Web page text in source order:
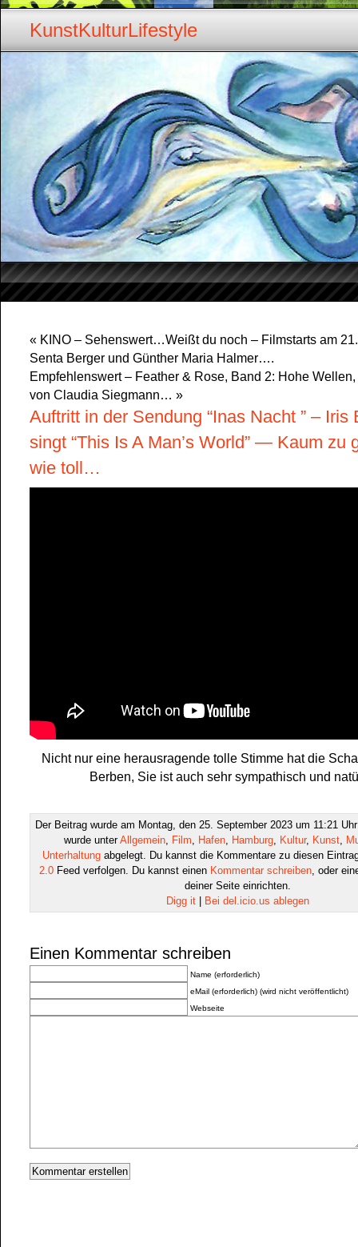
KunstKulturLifestyle
« KINO – Sehenswert…Weißt du noch – Filmstarts am
Senta Berger und Günther Maria Halmer….
Empfehlenswert – Feather & Rose, Band 2: Hohe
von Claudia Siegmann… »
Auftritt in der Sendung “Inas Nacht ” – Iris
singt “This Is A Man’s World” — Kaum zu
wie toll…
Nicht nur eine herausragende tolle Stimme hat die
Berben, Sie ist auch sehr sympathisch und
Der Beitrag wurde am Montag, den 25. September 2023 um 11:21
wurde unterAllgemein, Film, Hafen, Hamburg, Kultur, Kunst,
Unterhaltungabgelegt. Du kannst die Kommentare zu diesen
2.0 Feed verfolgen. Du kannst einen Kommentar schreiben, oder
deiner Seite einrichten.
Digg it| Bei del.icio.us ablegen
Einen Kommentar schreiben
Name (erforderlich)
eMail (erforderlich) (wird nicht veröffentlicht)
Webseite